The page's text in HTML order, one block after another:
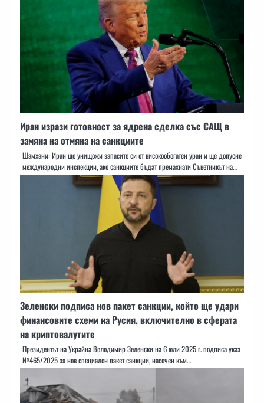
Иран изрази готовност за ядрена сделка със САЩ в
замяна на отмяна на санкциите
Шамхани: Иран ще унищожи запасите си от високообогатен уран и ще допусне
международни инспекции, ако санкциите бъдат премахнати Съветникът на…
Зеленски подписа нов пакет санкции, който ще удари
финансовите схеми на Русия, включително в сферата
на криптовалутите
Президентът на Украйна Володимир Зеленски на 6 юли 2025 г. подписа указ
№465/2025 за нов специален пакет санкции, насочен към…